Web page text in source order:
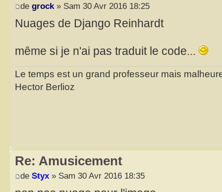
de grock » Sam 30 Avr 2016 18:25
Nuages de Django Reinhardt
même si je n'ai pas traduit le code...
Le temps est un grand professeur mais
Hector Berlioz
Re: Amusicement
de Styx » Sam 30 Avr 2016 18:35